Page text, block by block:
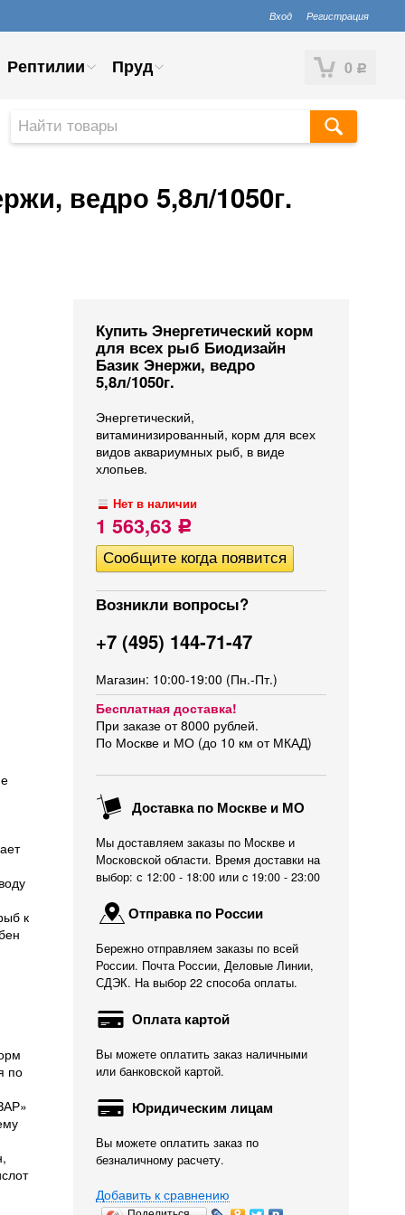
Вход Регистрация
0 Р
Рептилии Пруд
ведро 5,8л/1050г.
Купить Энергетический корм
для всех рыб Биодизайн
Базик Энержи, ведро
5,8л/1050г.
Энергетический,
витаминизированный, корм для всех
видов аквариумных рыб, в виде
хлопьев.
Нет в наличии
1 563,63 Р
Возникли вопросы?
+7 (495) 144-71-47
Магазин: 10:00-19:00 (Пн.-Пт.)
Бесплатная доставка!
При заказе от 8000 рублей.
По Москве и МО (до 10 км от МКАД)
Доставка по Москве и МО
Мы доставляем заказы по Москве и
Московской области. Время доставки на
выбор: с 12:00 - 18:00 или c 19:00 - 23:00
Отправка по России
Бережно отправляем заказы по всей
России. Почта России, Деловые Линии,
СДЭК. На выбор 22 способа оплаты.
Оплата картой
Вы можете оплатить заказ наличными
или банковской картой.
Юридическим лицам
Вы можете оплатить заказ по
безналичному расчету.
Добавить к сравнению
к
по